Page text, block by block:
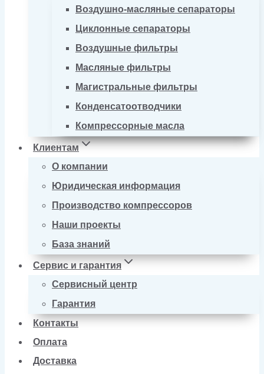
Воздушно-масляные сепараторы
Циклонные сепараторы
Воздушные фильтры
Масляные фильтры
Магистральные фильтры
Конденсатоотводчики
Компрессорные масла
Клиентам
О компании
Юридическая информация
Производство компрессоров
Наши проекты
База знаний
Сервис и гарантия
Сервисный центр
Гарантия
Контакты
Оплата
Доставка